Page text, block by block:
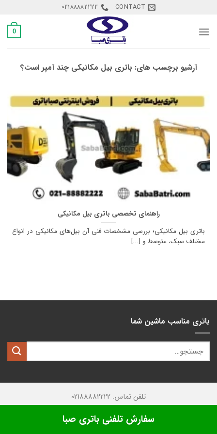
content
CONTACT
02188882222
0
آرشیو برچسب های: باتری بیل مکانیکی چند آمپر است؟
راهنمای تخصصی باتری بیل مکانیکی
باتری بیل مکانیکی؛ بررسی مشخصات فنی آن بیل‌های مکانیکی در انواع
مختلف سبک، متوسط و [...]
باتری مناسب ماشین شما
تلفن تماس: 02188882222
سفارش تلفنی باتری صبا